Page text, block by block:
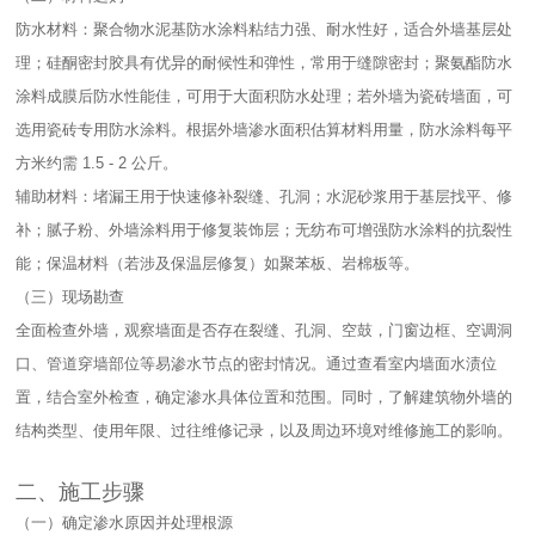
防水材料：聚合物水泥基防水涂料粘结力强、耐水性好，适合外墙基层处
理；硅酮密封胶具有优异的耐候性和弹性，常用于缝隙密封；聚氨酯防水
涂料成膜后防水性能佳，可用于大面积防水处理；若外墙为瓷砖墙面，可
选用瓷砖专用防水涂料。根据外墙渗水面积估算材料用量，防水涂料每平
方米约需 1.5 - 2 公斤。​
辅助材料：堵漏王用于快速修补裂缝、孔洞；水泥砂浆用于基层找平、修
补；腻子粉、外墙涂料用于修复装饰层；无纺布可增强防水涂料的抗裂性
能；保温材料（若涉及保温层修复）如聚苯板、岩棉板等。​
（三）现场勘查​
全面检查外墙，观察墙面是否存在裂缝、孔洞、空鼓，门窗边框、空调洞
口、管道穿墙部位等易渗水节点的密封情况。通过查看室内墙面水渍位
置，结合室外检查，确定渗水具体位置和范围。同时，了解建筑物外墙的
结构类型、使用年限、过往维修记录，以及周边环境对维修施工的影响。​
二、施工步骤​
（一）确定渗水原因并处理根源​